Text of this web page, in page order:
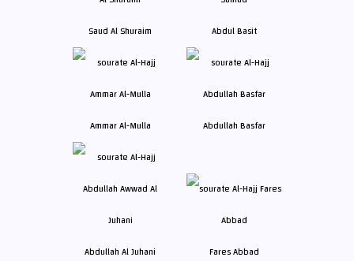
Saud Al Shuraim Abdul Basit
Ammar Al-Mulla Abdullah Basfar
Abdullah Al Juhani Fares Abbad